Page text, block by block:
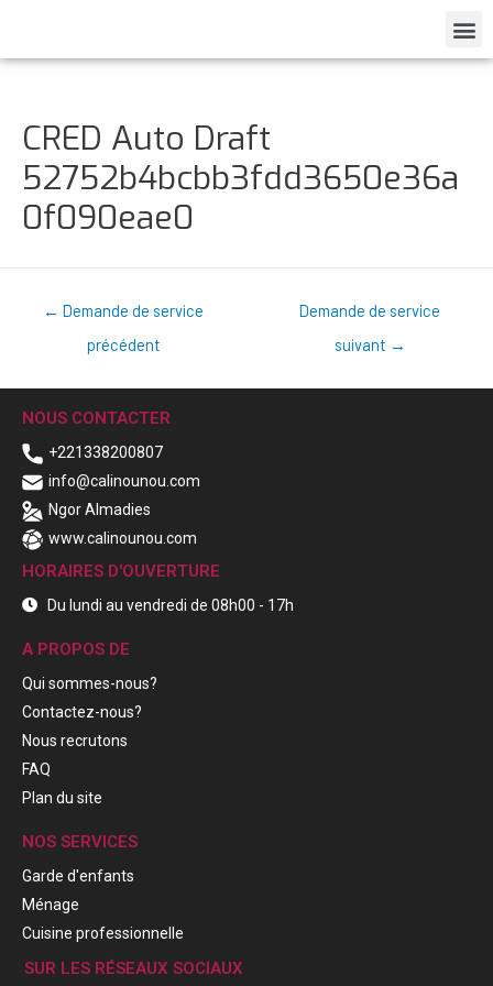
CRED Auto Draft
52752b4bcbb3fdd3650e36a
0f090eae0
← Demande de service
précédent
Demande de service
suivant →
NOUS CONTACTER
+221338200807
info@calinounou.com
Ngor Almadies
www.calinounou.com
HORAIRES D'OUVERTURE
Du lundi au vendredi de 08h00 - 17h
A PROPOS DE
Qui sommes-nous?
Contactez-nous?
Nous recrutons
FAQ
Plan du site
NOS SERVICES
Garde d'enfants
Ménage
Cuisine professionnelle
SUR LES RÉSEAUX SOCIAUX